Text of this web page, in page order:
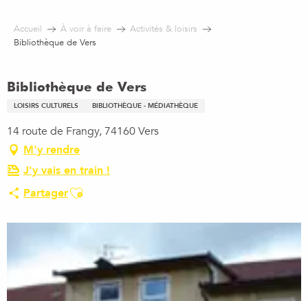
contenu
Accueil À voir à faire
Activités & loisirs
Bibliothèque de Vers
Bibliothèque de Vers
LOISIRS CULTURELS BIBLIOTHÈQUE - MÉDIATHÈQUE
14 route de Frangy, 74160 Vers
M'y rendre
J'y vais en train !
PartagerAjouter aux favoris